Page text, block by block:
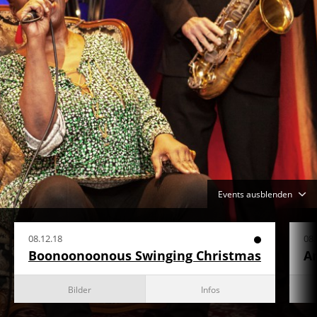
Events ausblenden
08.12.18
Boonoonoonous Swinging Christmas
Bilder Infos